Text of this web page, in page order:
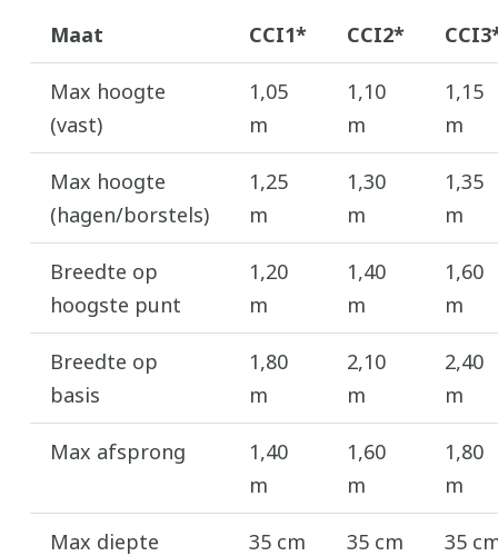
Maat CCI1* CCI2*
Max hoogte
(vast)
1,05
m
1,10
m
1,15
m
Max hoogte
(hagen/borstels)
1,25
m
1,30
m
1,35
m
Breedte op
hoogste punt
1,20
m
1,40
m
1,60
m
Breedte op
basis
1,80
m
2,10
m
2,40
m
Max afsprong
1,40
m
1,60
m
1,80
m
Max diepte
35 cm 35 cm 35